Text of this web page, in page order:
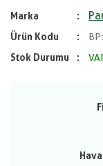
Marka
Ürün Kodu
Stok Durumu